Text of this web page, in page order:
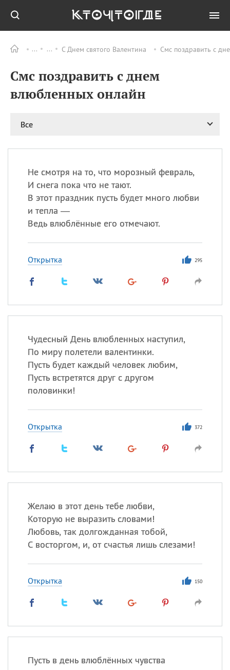
С Днем святого Валентина Смс поздравить с
Смс поздравить с днем
влюбленных онлайн
Все
Не смотря на то, что морозный февраль,
И снега пока что не тают.
В этот праздник пусть будет много любви
и тепла —
Ведь влюблённые его отмечают.
Открытка 295
Чудесный День влюбленных наступил,
По миру полетели валентинки.
Пусть будет каждый человек любим,
Пусть встретятся друг с другом
половинки!
Открытка 372
Желаю в этот день тебе любви,
Которую не выразить словами!
Любовь, так долгожданная тобой,
С восторгом, и, от счастья лишь слезами!
Открытка 150
Пусть в день влюблённых чувства
ПРАЗДНИКИ Все
09.08
День памяти
великомученика и
целителя Пантелеимона
Николая Чудотворца
11.08 День полета на
11.08 День Святой Клары —
телевидения
Герман Иван, Еще
Анфиса
Посмотреть значение
происхождение